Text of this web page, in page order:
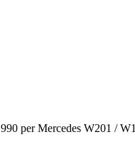
per Mercedes W201 /